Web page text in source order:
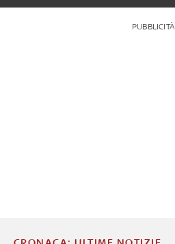
PUBBLICITÀ